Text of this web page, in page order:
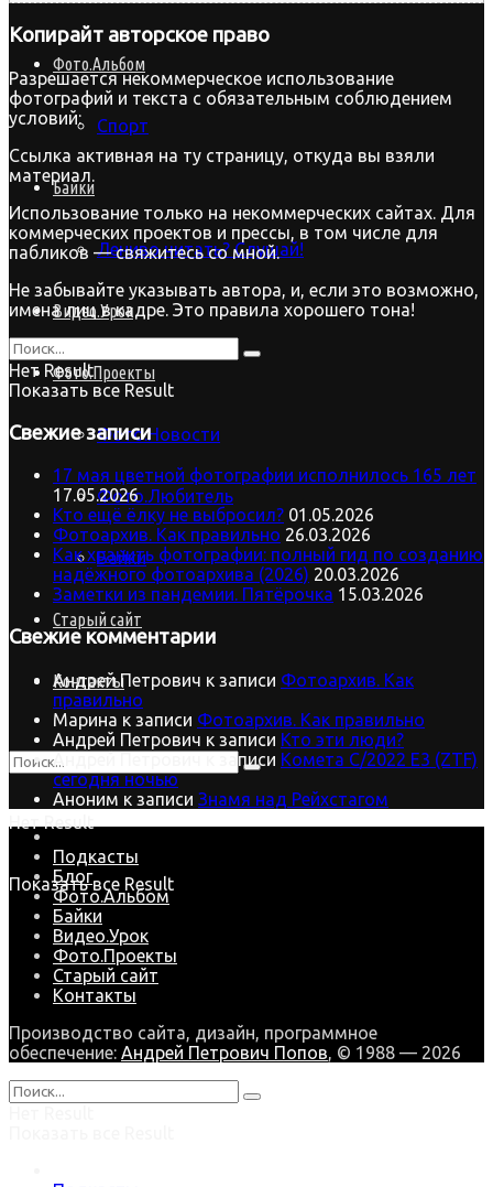
Фото.Альбом
Спорт
Байки
Лениво читать? Слушай!
Видео.Урок
Фото.Проекты
Фото.Новости
Фото.Любитель
Байки
Старый сайт
Контакты
Нет Result
Показать все Result
Копирайт авторское право
Разрешается некоммерческое использование
фотографий и текста с обязательным соблюдением
условий:
Ссылка активная на ту страницу, откуда вы взяли
материал.
Использование только на некоммерческих сайтах. Для
коммерческих проектов и прессы, в том числе для
пабликов — свяжитесь со мной.
Не забывайте указывать автора, и, если это возможно,
имена лиц в кадре. Это правила хорошего тона!
Нет Result
Показать все Result
Свежие записи
17 мая цветной фотографии исполнилось 165 лет
17.05.2026
Кто ещё ёлку не выбросил? 01.05.2026
Фотоархив. Как правильно 26.03.2026
Как хранить фотографии: полный гид по созданию
надёжного фотоархива (2026) 20.03.2026
Заметки из пандемии. Пятёрочка 15.03.2026
Свежие комментарии
Андрей Петрович к записи Фотоархив. Как
правильно
Марина к записи Фотоархив. Как правильно
Андрей Петрович к записи Кто эти люди?
Андрей Петрович
к записи Комета C/2022 E3 (ZTF)
сегодня ночью
Аноним к записи Знамя над Рейхстагом
Подкасты
Блог
Фото.Альбом
Байки
Видео.Урок
Фото.Проекты
Старый сайт
Контакты
Производство сайта, дизайн, программное
обеспечение: Андрей Петрович Попов, © 1988 — 2026